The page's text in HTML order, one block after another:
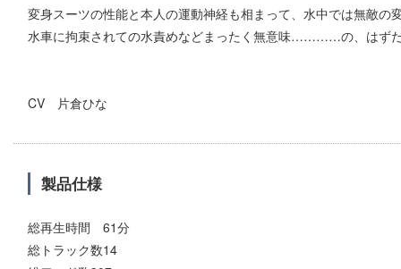
変身スーツの性能と本人の運動神経も相まって、水中では無敵
水車に拘束されての水責めなどまったく無意味…………の、は
CV 片倉ひな
製品仕様
総再生時間 61分
総トラック数14